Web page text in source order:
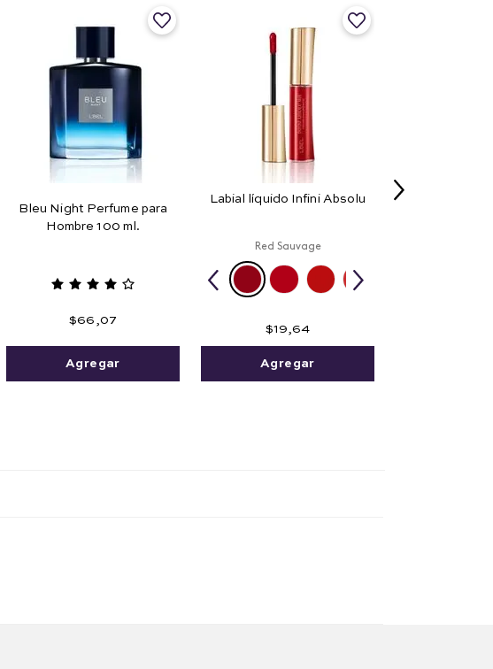
Bleu Night Perfume para
Hombre 100 ml.
$66 07
Agregar
Labial líquido Infini Absolu
Red Sauvage
$19,64
Agregar